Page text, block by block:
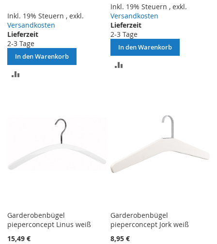
Inkl. 19% Steuern , exkl.
Versandkosten
Lieferzeit
2-3 Tage
In den Warenkorb
Inkl. 19% Steuern ,exkl.
Versandkosten
Lieferzeit
2-3 Tage
In den Warenkorb
Garderobenbügel
pieperconcept Linus weiß
15,49 €
Garderobenbügel
pieperconcept Jork weiß
8,95 €